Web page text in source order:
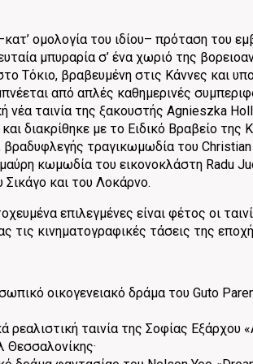
ομολογία του ιδίου– πρόταση του
μπυραρία σ’ ένα χωριό της
Τόκιο, βραβευμένη στις Κάννες και
από απλές καθημερινές
νέα ταινία της ξακουστής Agnieszka
διακρίθηκε με το Ειδικό Βραβείο της
βραδυφλεγής τραγικωμωδία του
κωμωδία του εικονοκλάστη Radu
και του Λοκάρνο.
επιλεγμένες είναι φέτος οι
τις κινηματογραφικές τάσεις της
οικογενειακό δράμα του Guto
ρεαλιστική ταινία της Σοφίας
Θεσσαλονίκης·